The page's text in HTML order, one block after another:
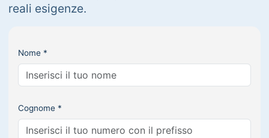
reali esigenze.
Nome *
Cognome *